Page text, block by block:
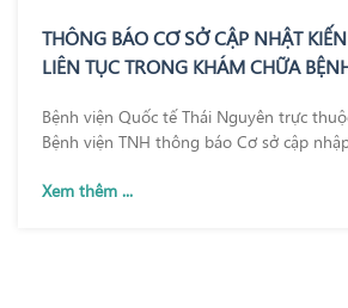
THÔNG BÁO CƠ SỞ CẬP NHẬT
LIÊN TỤC TRONG KHÁM CHỮA
Bệnh viện Quốc tế Thái Nguyên trực
Bệnh viện TNH thông báo Cơ sở cập
Xem thêm ...